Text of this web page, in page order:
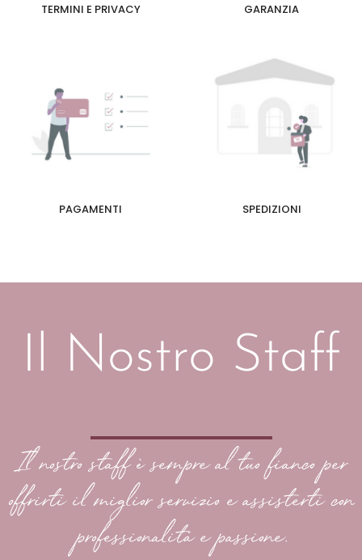
TERMINI E PRIVACY GARANZIA
PAGAMENTI SPEDIZIONI
Il Nostro Staff
Il nostro staff è sempre al tuo fianco per
offrirti il miglior servizio e assisterti con
professionalità e passione.